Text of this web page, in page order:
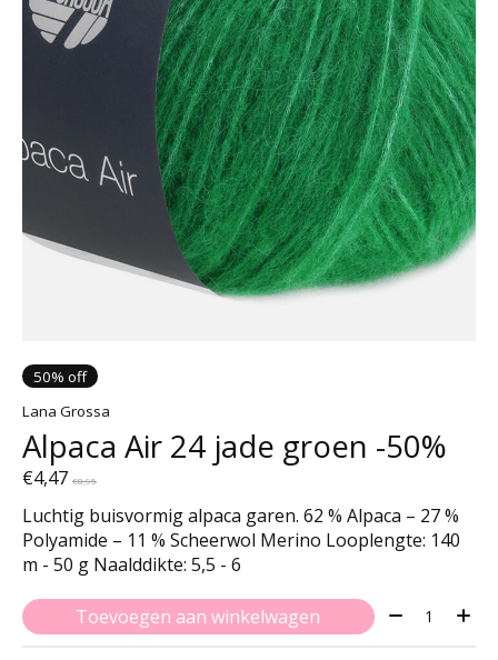
50% off
Lana Grossa
Alpaca Air 24 jade groen -50%
€4,47 €8,95
Luchtig buisvormig alpaca garen. 62 % Alpaca – 27 %
Polyamide – 11 % Scheerwol Merino Looplengte: 140
m - 50 g Naalddikte: 5,5 - 6
Toevoegen aan winkelwagen Aantal: